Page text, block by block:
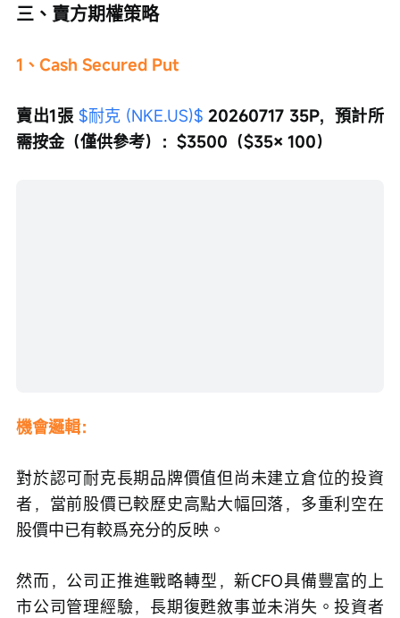
三、賣方期權策略
1、Cash Secured Put
賣出1張 $耐克 (NKE.US)$ 20260717 35P，預計所
需按金（僅供參考）：$3500（$35× 100）
機會邏輯：
對於認可耐克長期品牌價值但尚未建立倉位的投資
者，當前股價已較歷史高點大幅回落，多重利空在
股價中已有較爲充分的反映。
然而，公司正推進戰略轉型，新CFO具備豐富的上
市公司管理經驗，長期復甦敘事並未消失。投資者